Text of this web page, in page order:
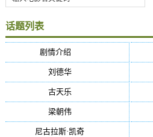
话题列表
剧情介绍
刘德华(50)
古天乐
梁朝伟(37)
尼古拉斯·凯奇